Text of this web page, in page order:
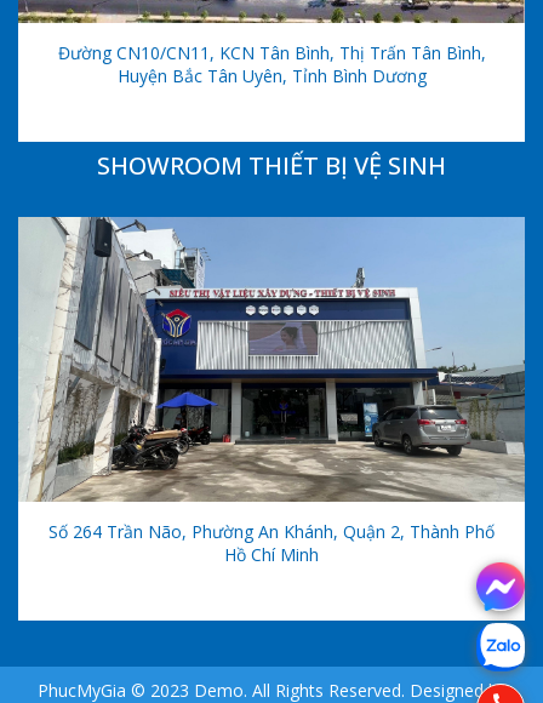
Đường CN10/CN11, KCN Tân Bình, Thị Trấn Tân Bình,
Huyện Bắc Tân Uyên, Tỉnh Bình Dương
SHOWROOM THIẾT BỊ VỆ SINH
Số 264 Trần Não, Phường An Khánh, Quận 2, Thành Phố
Hồ Chí Minh
PhucMyGia © 2023 Demo. All Rights Reserved. Designed by